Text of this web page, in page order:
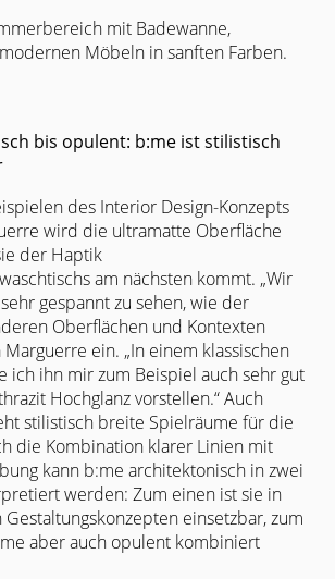
bis opulent: b:me ist stilistisch
des Interior Design-Konzepts
wird die ultramatte Oberfläche
der Haptik
am nächsten kommt. „Wir
gespannt zu sehen, wie der
Oberflächen und Kontexten
Marguerre ein. „In einem klassischen
ich ihn mir zum Beispiel auch sehr gut
Hochglanz vorstellen.“ Auch
stilistisch breite Spielräume für die
die Kombination klarer Linien mit
kann b:me architektonisch in zwei
werden: Zum einen ist sie in
einsetzbar, zum
aber auch opulent kombiniert